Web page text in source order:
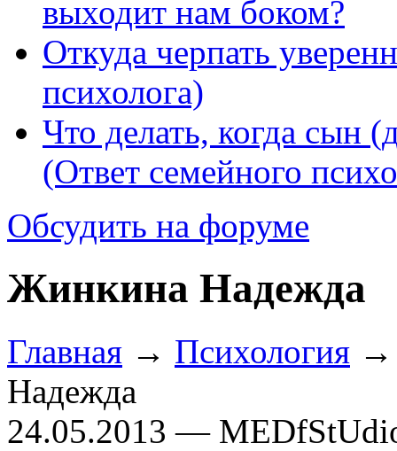
выходит нам боком?
Откуда черпать
психолога)
Что делать, когда сын
(Ответ семейного
Обсудить на форуме
Жинкина Надежда
Главная → Психология
Надежда
24.05.2013 —